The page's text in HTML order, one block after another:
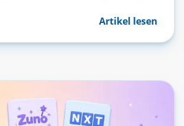
Artikel lesen